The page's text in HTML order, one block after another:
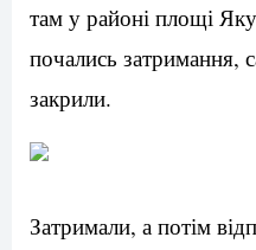
там у районі площі
почались затримання,
закрили.
Затримали, а потім